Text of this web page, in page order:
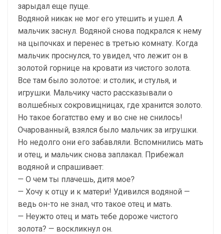
зарыдал еще пуще.
Водяной никак не мог его утешить и ушел. А
мальчик заснул. Водяной снова подкрался к нему
на цыпочках и перенес в третью комнату. Когда
мальчик проснулся, то увидел, что лежит он в
золотой горнице на кровати из чистого золота.
Все там было золотое: и столик, и стулья, и
игрушки. Мальчику часто рассказывали о
волшебных сокровищницах, где хранится золото.
Но такое богатство ему и во сне не снилось!
Очарованный, взялся было мальчик за игрушки.
Но недолго они его забавляли. Вспомнились мать
и отец, и мальчик снова заплакал. Прибежал
водяной и спрашивает:
— О чем ты плачешь, дитя мое?
— Хочу к отцу и к матери! Удивился водяной —
ведь он-то не знал, что такое отец и мать.
— Неужто отец и мать тебе дороже чистого
золота? — воскликнул он.